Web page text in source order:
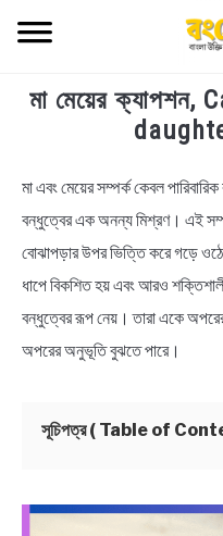
TECHNOLOGY
BIOGRAPHY
EDUCATIONAL
BENGALI WISHES
মা মেয়ের
in
Bengali
Status
মা এবং মেয়ের সম্পর্ক কেবল
বন্ধুত্বের এক অনন্য মিশ্রণ। এই
বোঝাপড়ার উপর ভিত্তি করে গড়ে
ধাপে বিকশিত হয় এবং আরও
বন্ধুত্বের রূপ নেয়। তারা একে
অপরের অনুভূতি বুঝতে পারে।
সূচিপত্র ( Table of